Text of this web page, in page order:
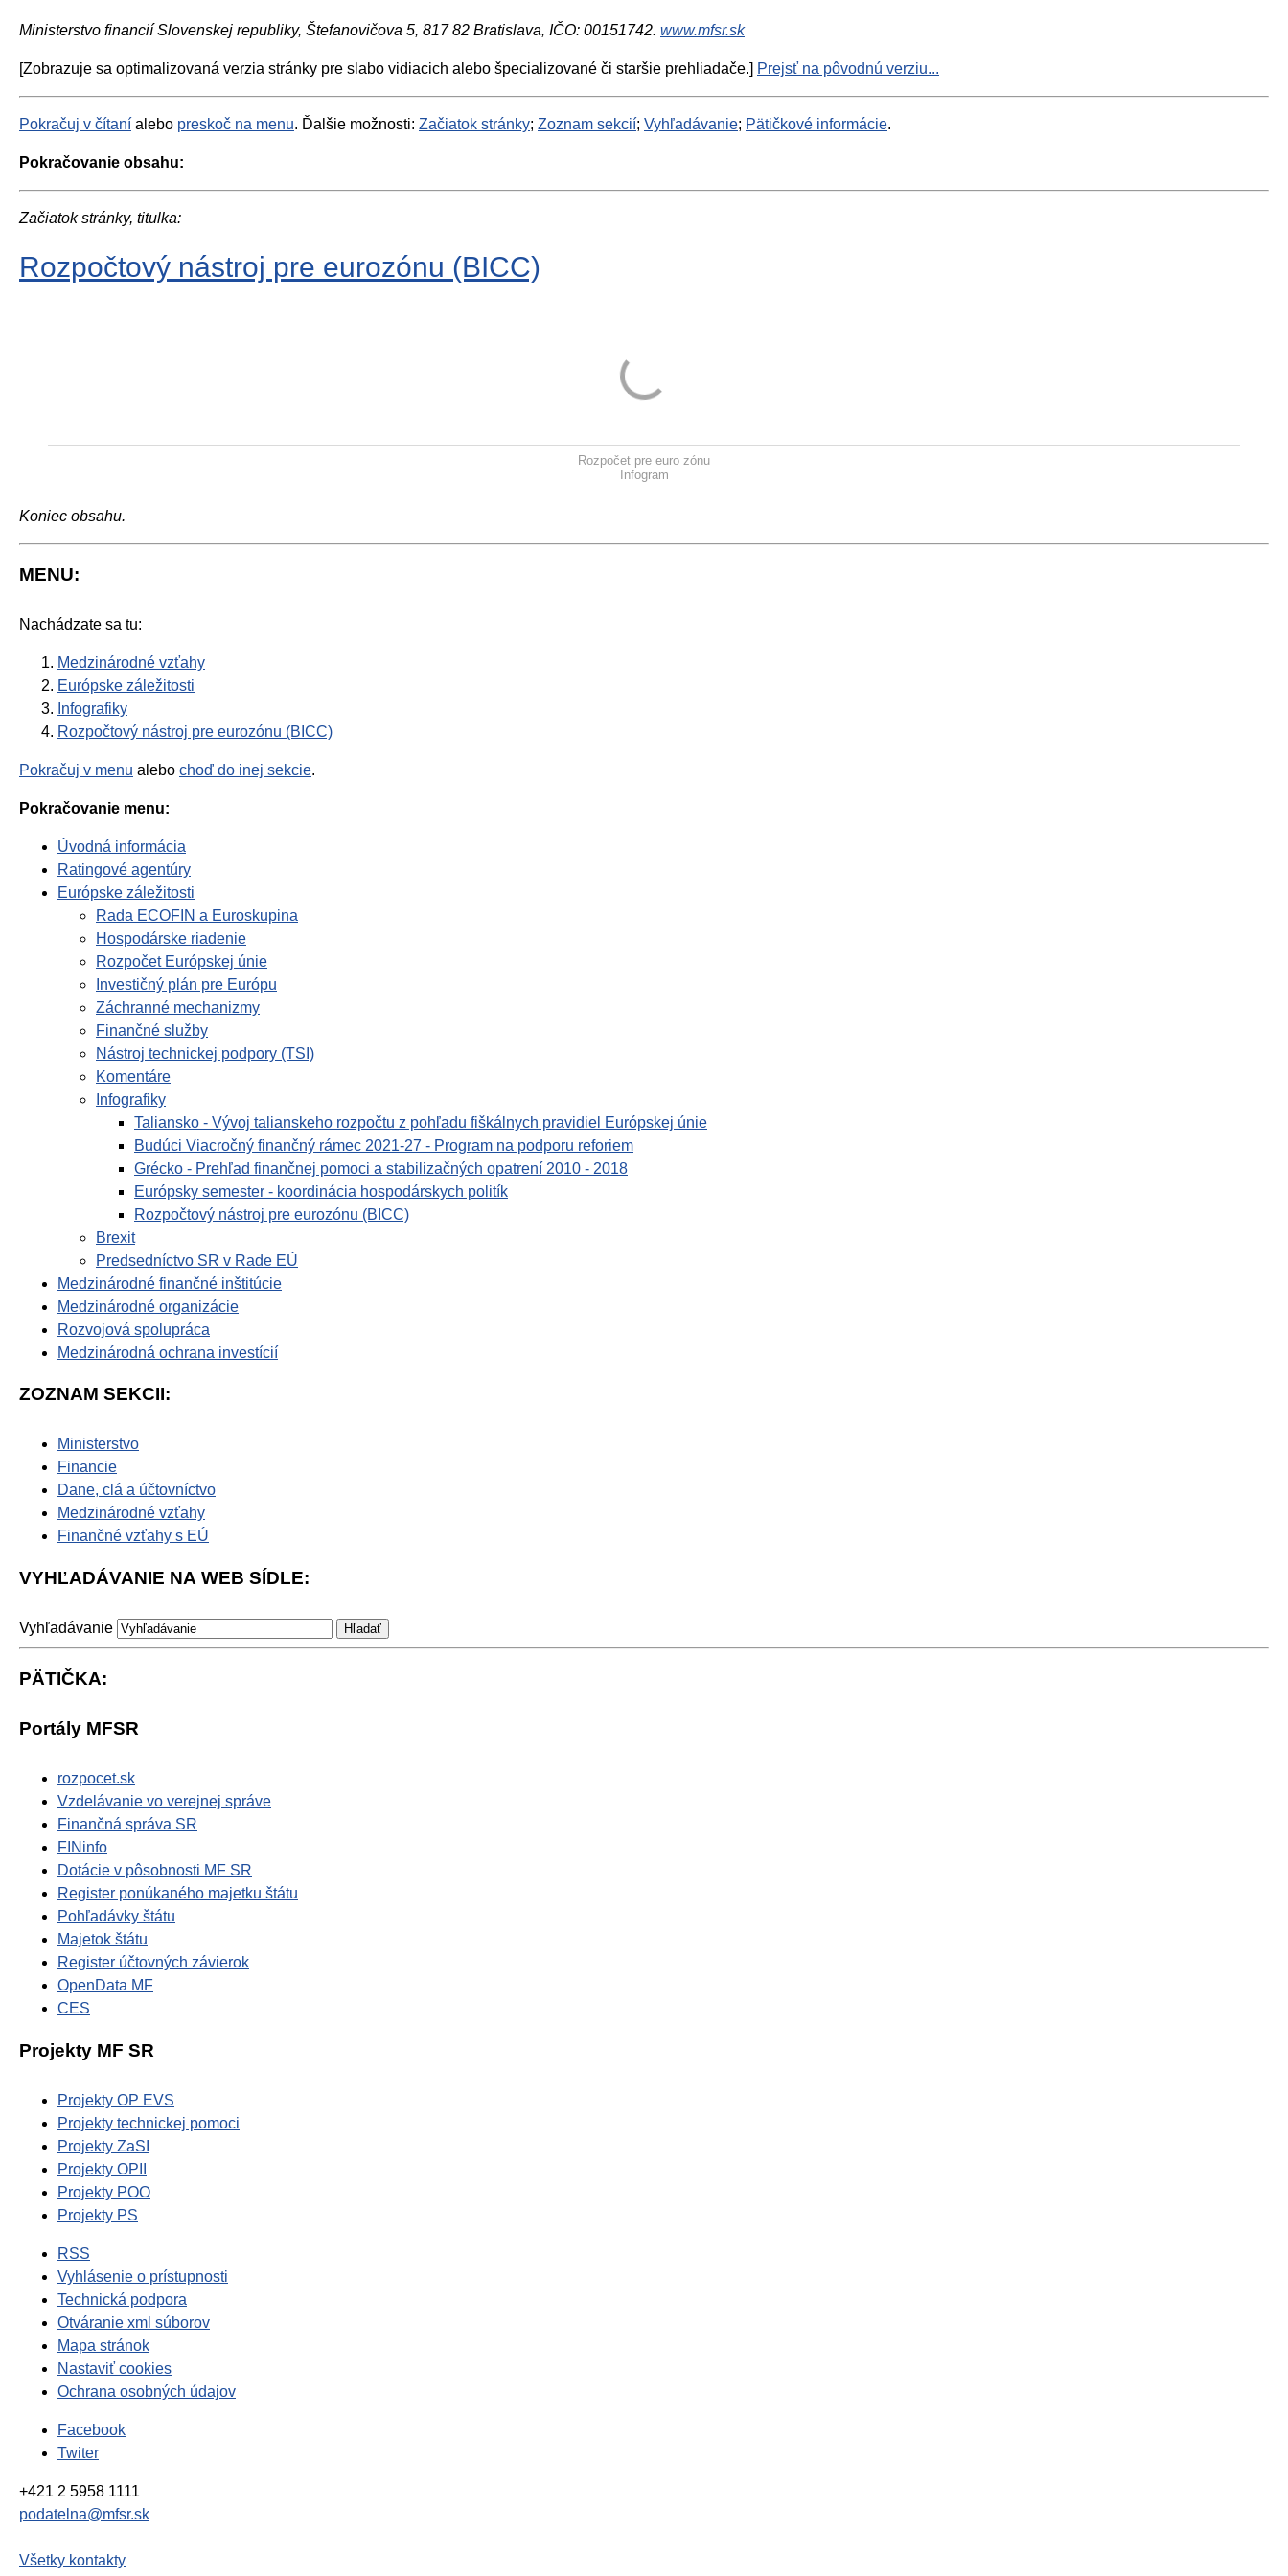
Ministerstvo financií Slovenskej republiky, Štefanovičova 5, 817 82 Bratislava, IČO: 00151742. www.mfsr.sk
[Zobrazuje sa optimalizovaná verzia stránky pre slabo vidiacich alebo špecializované či staršie prehliadače.] Prejsť na pôvodnú verziu...
Pokračuj v čítaní alebo preskoč na menu. Ďalšie možnosti: Začiatok stránky; Zoznam sekcií; Vyhľadávanie; Pätičkové informácie.
Pokračovanie obsahu:
Začiatok stránky, titulka:
Rozpočtový nástroj pre eurozónu (BICC)
Rozpočet pre euro zónu
Infogram
Koniec obsahu.
MENU:
Nachádzate sa tu:
Medzinárodné vzťahy
Európske záležitosti
Infografiky
Rozpočtový nástroj pre eurozónu (BICC)
Pokračuj v menu alebo choď do inej sekcie.
Pokračovanie menu:
Úvodná informácia
Ratingové agentúry
Európske záležitosti
Rada ECOFIN a Euroskupina
Hospodárske riadenie
Rozpočet Európskej únie
Investičný plán pre Európu
Záchranné mechanizmy
Finančné služby
Nástroj technickej podpory (TSI)
Komentáre
Infografiky
Taliansko - Vývoj talianskeho rozpočtu z pohľadu fiškálnych pravidiel Európskej únie
Budúci Viacročný finančný rámec 2021-27 - Program na podporu reforiem
Grécko - Prehľad finančnej pomoci a stabilizačných opatrení 2010 - 2018
Európsky semester - koordinácia hospodárskych politík
Rozpočtový nástroj pre eurozónu (BICC)
Brexit
Predsedníctvo SR v Rade EÚ
Medzinárodné finančné inštitúcie
Medzinárodné organizácie
Rozvojová spolupráca
Medzinárodná ochrana investícií
ZOZNAM SEKCII:
Ministerstvo
Financie
Dane, clá a účtovníctvo
Medzinárodné vzťahy
Finančné vzťahy s EÚ
VYHĽADÁVANIE NA WEB SÍDLE:
Vyhľadávanie
PÄTIČKA:
Portály MFSR
rozpocet.sk
Vzdelávanie vo verejnej správe
Finančná správa SR
FINinfo
Dotácie v pôsobnosti MF SR
Register ponúkaného majetku štátu
Pohľadávky štátu
Majetok štátu
Register účtovných závierok
OpenData MF
CES
Projekty MF SR
Projekty OP EVS
Projekty technickej pomoci
Projekty ZaSI
Projekty OPII
Projekty POO
Projekty PS
RSS
Vyhlásenie o prístupnosti
Technická podpora
Otváranie xml súborov
Mapa stránok
Nastaviť cookies
Ochrana osobných údajov
Facebook
Twiter
+421 2 5958 1111
podatelna@mfsr.sk
Všetky kontakty